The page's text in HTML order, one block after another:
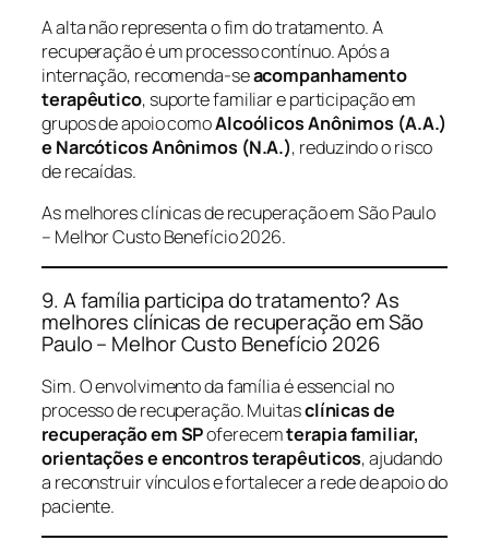
A alta não representa o fim do tratamento. A
recuperação é um processo contínuo. Após a
internação, recomenda-seacompanhamento
terapêutico, suporte familiar e participação em
grupos de apoio comoAlcoólicos Anônimos (A.A.)
e Narcóticos Anônimos (N.A.), reduzindo o risco
de recaídas.
As melhores clínicas de recuperação em São Paulo
– Melhor Custo Benefício 2026.
9. A família participa do tratamento? As
melhores clínicas de recuperação em São
Paulo – Melhor Custo Benefício 2026
Sim. O envolvimento da família é essencial no
processo de recuperação. Muitasclínicas de
recuperação em SPoferecemterapia familiar,
orientações e encontros terapêuticos, ajudando
a reconstruir vínculos e fortalecer a rede de apoio do
paciente.